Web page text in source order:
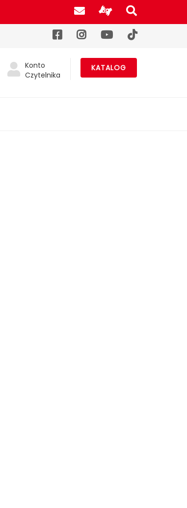
Poczta UJKInformacje
Szukaj
Facebook
Instagram
YouTube
TikTok
Konto
Czytelnika
KATALOG